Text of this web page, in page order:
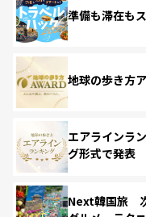
準備も滞在も
地球の歩き方
エアラインラ
グ形式で発表
Next韓国旅 次